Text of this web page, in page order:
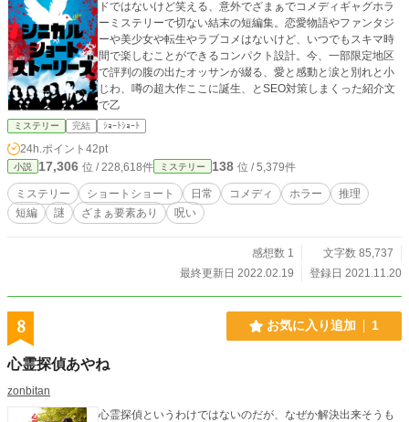
ドではないけど笑える、意外でざまぁでコメディギャグホラ
ーミステリーで切ない結末の短編集。恋愛物語やファンタジ
ーや美少女や転生やラブコメはないけど、いつでもスキマ時
間で楽しむことができるコンパクト設計。今、一部限定地区
で評判の腹の出たオッサンが綴る、愛と感動と涙と別れと小
じわ、噂の超大作ここに誕生、とSEO対策しまくった紹介文
で乙
ミステリー 完結 ｼｮｰﾄｼｮｰﾄ
24h.ポイント 42pt
小説 17,306 位 / 228,618件 ミステリー 138 位 / 5,379件
ミステリー ショートショート 日常 コメディ ホラー
推理
短編
謎 ざまぁ要素あり 呪い
感想数 1
文字数 85,737
最終更新日 2022.02.19
登録日 2021.11.20
8 お気に入り追加 1
心霊探偵あやね
zonbitan
心霊探偵というわけではないのだが、なぜか解決出来そうも